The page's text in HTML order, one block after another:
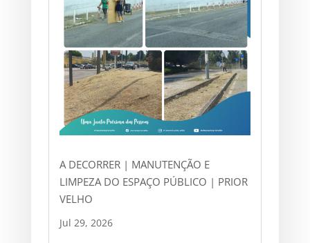
A DECORRER | MANUTENÇÃO E
LIMPEZA DO ESPAÇO PÚBLICO | PRIOR
VELHO
Jul 29, 2026